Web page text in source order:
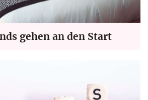
gehen an den Start